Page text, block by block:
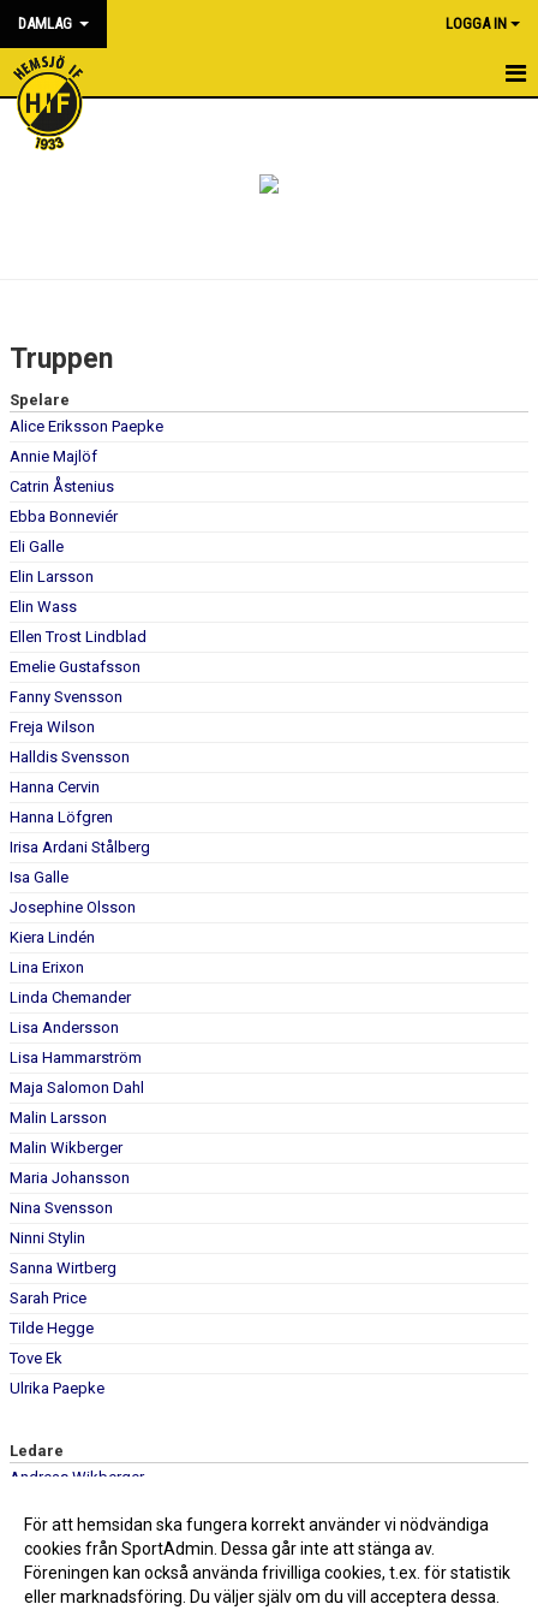
DAMLAG LOGGA IN
HEM
BILDGALLERI
DOKUMENT
KONTAKT
Truppen
Spelare
Alice Eriksson Paepke
Annie Majlöf
Catrin Åstenius
Ebba Bonneviér
Eli Galle
Elin Larsson
Elin Wass
Ellen Trost Lindblad
Emelie Gustafsson
Fanny Svensson
Freja Wilson
Halldis Svensson
Hanna Cervin
Hanna Löfgren
Irisa Ardani Stålberg
Isa Galle
Josephine Olsson
Kiera Lindén
Lina Erixon
Linda Chemander
Lisa Andersson
Lisa Hammarström
Maja Salomon Dahl
Malin Larsson
Malin Wikberger
Maria Johansson
Nina Svensson
Ninni Stylin
Sanna Wirtberg
Sarah Price
Tilde Hegge
Tove Ek
Ulrika Paepke
Ledare
Andreas Wikberger
Victor Eriksson
För att hemsidan ska fungera korrekt använder vi nödvändiga
cookies från SportAdmin. Dessa går inte att stänga av.
Föreningen kan också använda frivilliga cookies, t.ex. för statistik
eller marknadsföring. Du väljer själv om du vill acceptera dessa.